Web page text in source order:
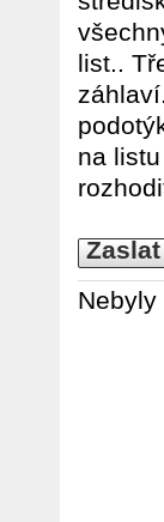
list..
na
Nebyly